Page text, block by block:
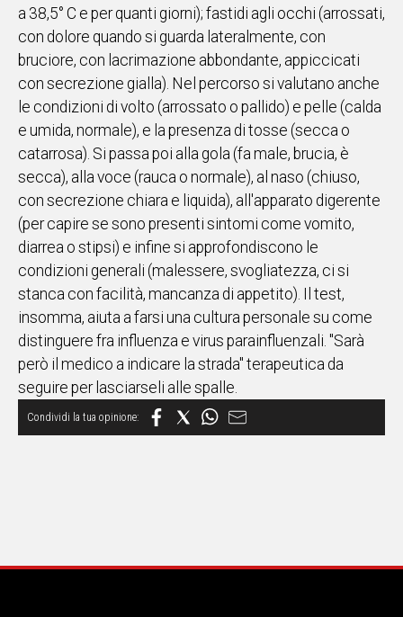
a 38,5° C e per quanti giorni); fastidi agli occhi (arrossati,
con dolore quando si guarda lateralmente, con
bruciore, con lacrimazione abbondante, appiccicati
con secrezione gialla). Nel percorso si valutano anche
le condizioni di volto (arrossato o pallido) e pelle (calda
e umida, normale), e la presenza di tosse (secca o
catarrosa). Si passa poi alla gola (fa male, brucia, è
secca), alla voce (rauca o normale), al naso (chiuso,
con secrezione chiara e liquida), all'apparato digerente
(per capire se sono presenti sintomi come vomito,
diarrea o stipsi) e infine si approfondiscono le
condizioni generali (malessere, svogliatezza, ci si
stanca con facilità, mancanza di appetito). Il test,
insomma, aiuta a farsi una cultura personale su come
distinguere fra influenza e virus parainfluenzali. "Sarà
però il medico a indicare la strada" terapeutica da
seguire per lasciarseli alle spalle.